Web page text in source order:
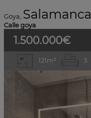
Goya, Salamanca
Calle goya
1.500.000€
121m² 3